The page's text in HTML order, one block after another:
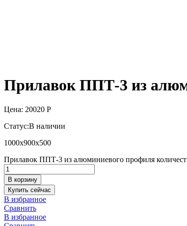
Прилавок ППТ-3 из
Цена: 20020 Р
Статус:В наличии
1000х900х500
Прилавок ППТ-3 из алюминиевого профиля
В корзину
Купить сейчас
В избранное
Сравнить
В избранное